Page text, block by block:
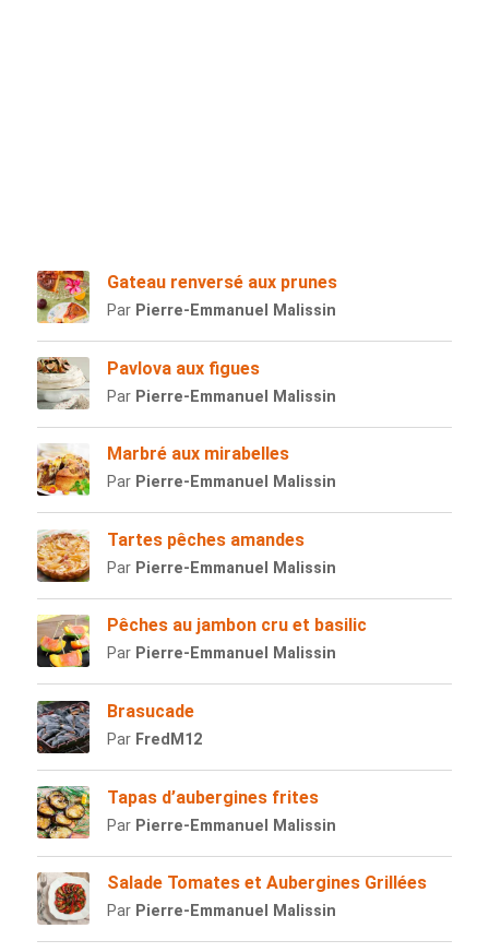
Gateau renversé aux prunes
Par Pierre-Emmanuel Malissin
Pavlova aux figues
Par Pierre-Emmanuel Malissin
Marbré aux mirabelles
Par Pierre-Emmanuel Malissin
Tartes pêches amandes
Par Pierre-Emmanuel Malissin
Pêches au jambon cru et basilic
Par Pierre-Emmanuel Malissin
Brasucade
Par FredM12
Tapas d’aubergines frites
Par Pierre-Emmanuel Malissin
Salade Tomates et Aubergines Grillées
Par Pierre-Emmanuel Malissin